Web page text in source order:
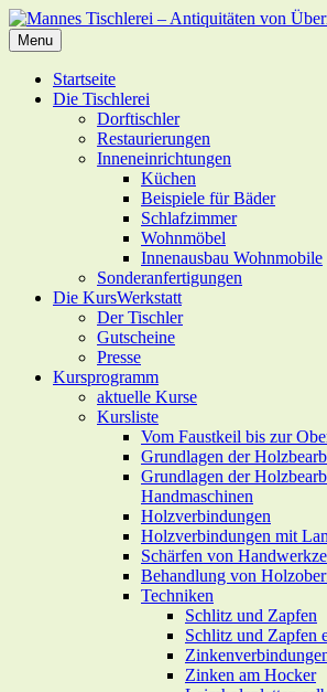
Skip
to
content
Menu
Primary
Menu
Startseite
Die Tischlerei
Dorftischler
Restaurierungen
Inneneinrichtungen
Küchen
Beispiele für Bäder
Schlafzimmer
Wohnmöbel
Innenausbau Wohnmobile
Sonderanfertigungen
Die KursWerkstatt
Der Tischler
Gutscheine
Presse
Kursprogramm
aktuelle Kurse
Kursliste
Vom Faustkeil bis zur
Grundlagen der
Grundlagen der
Handmaschinen
Holzverbindungen
Holzverbindungen mit
Schärfen von
Behandlung von
Techniken
Schlitz und Zapfen
Schlitz und Zapfen
Zinken am Hocker